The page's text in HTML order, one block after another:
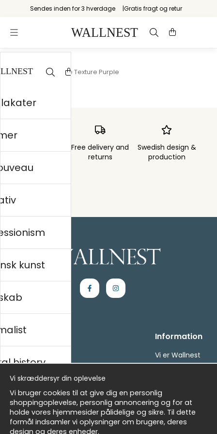
Sendes inden for 3 hverdage Gratis fragt og retur
Startsiden Grunge Texture Purple
Free delivery and
returns
Swedish design &
production
Handle ind
Villkor
- Returer och återbetalningar
Om cookies
Mine favoritter
Information
Vi er Wallnest
FAQ
Nyhedsbrev
kunst
history
Vi skræddersyr din oplevelse
Vi bruger cookies til at give dig en personlig
shoppingoplevelse, personlig annoncering og for at
holde vores hjemmesider pålidelige og sikre. Til dette
formål indsamler vi oplysninger om brugere, deres
design og deres enheder.